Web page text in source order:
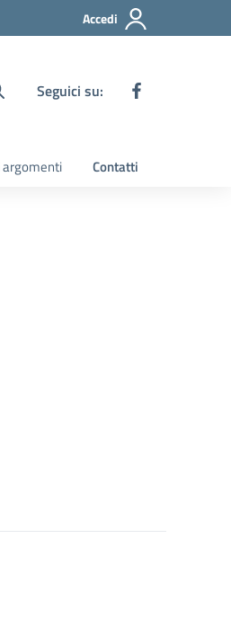
Accedi
Seguici su:
argomenti Contatti